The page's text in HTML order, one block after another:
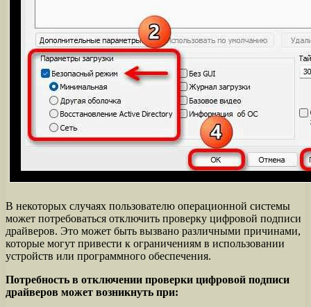
В некоторых случаях пользователю операционной системы
может потребоваться отключить проверку цифровой подписи
драйверов. Это может быть вызвано различными причинами,
которые могут привести к ограничениям в использовании
устройств или программного обеспечения.
Потребность в отключении проверки цифровой подписи
драйверов может возникнуть при: